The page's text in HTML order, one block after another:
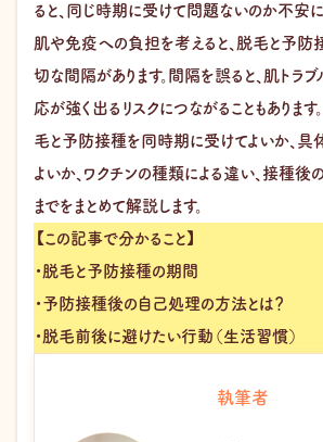
ると、同じ時期に受けて問題ないのか不安に
肌や免疫への負担を考えると、脱毛と予防
切な間隔があります。間隔を誤ると、肌トラ
応が強く出るリスクにつながることもあります
毛と予防接種を同時期に受けてよいか、具
よいか、ワクチンの種類による違い、接種
までをまとめて解説します。
【この記事で分かること】
・脱毛と予防接種の期間
・予防接種後の自己処理の方法とは？
・脱毛前後に避けたい行動（生活習慣）
執筆者